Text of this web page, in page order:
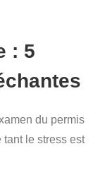
: 5
du permis
le stress est